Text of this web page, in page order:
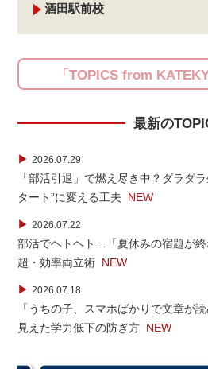
酒田駅前校
「TOPICS from
最新の
▶ 2026.07.29
「部活引退」で燃え尽き中？ダラダ
タート”に変える工夫 NEW
▶ 2026.07.22
部活でヘトヘト…「夏休みの宿題が終
超・効率両立術 NEW
▶ 2026.07.18
「うちの子、スマホばかりで文章が
見えた学力低下の防ぎ方 NEW